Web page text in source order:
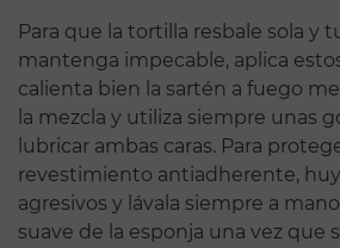
Para que la tortilla resbale sola y
mantenga impecable, aplica
calienta bien la sartén a fuego
la mezcla y utiliza siempre unas
lubricar ambas caras. Para
revestimiento antiadherente,
agresivos y lávala siempre a
suave de la esponja una vez que